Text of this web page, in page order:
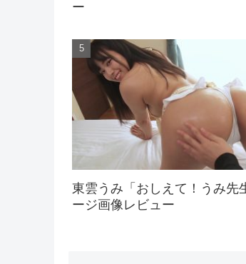
ー
東雲うみ「おしえて！うみ先
ージ画像レビュー